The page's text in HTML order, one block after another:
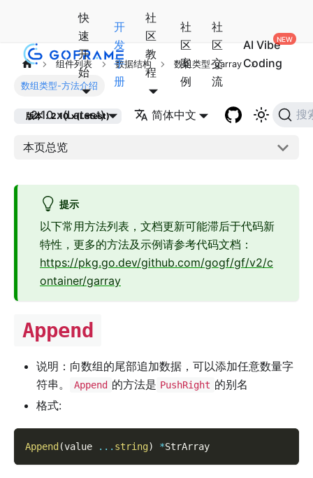
快
速
开
始
开
发
手
册
社
区
教
程
社
区
案
例
社
区
交
流
AI Vibe
Coding
2.10.x(Latest) 简体中文 搜
组件列表 数据结构 数组类型-garray
数组类型-方法介绍
版本：2.10.x(Latest)
本页总览
提示
以下常用方法列表，文档更新可能滞后于代码新
特性，更多的方法及示例请参考代码文档：
https://pkg.go.dev/github.com/gogf/gf/v2/c
ontainer/garray
Append
说明：向数组的尾部追加数据，可以添加任意数量字
符串。
Append 的方法是 PushRight 的别名
格式:
Append (value ... string) *StrArray